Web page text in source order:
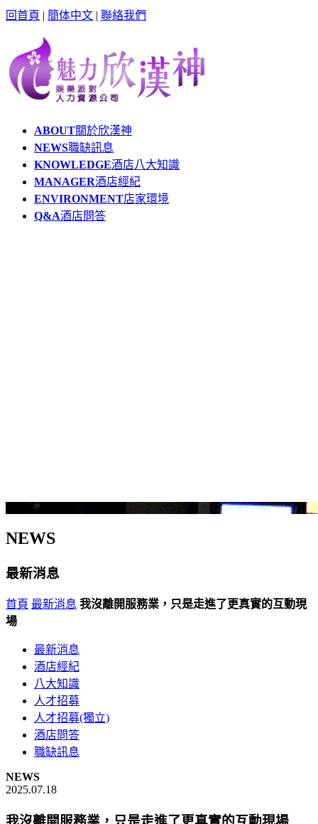
回首頁 | 簡体中文 | 聯絡我們
ABOUT關於欣漢神
NEWS職缺訊息
KNOWLEDGE酒店八大知識
MANAGER酒店經紀
ENVIRONMENT店家環境
Q&A酒店問答
NEWS
最新消息
首頁 最新消息 我沒離開服務業，只是走進了更真實的互動現
場
最新消息
酒店經紀
八大知識
人才招募
人才招募(獨立)
酒店問答
職缺訊息
NEWS
2025.07.18
我沒離開服務業，只是走進了更真實的互動現場